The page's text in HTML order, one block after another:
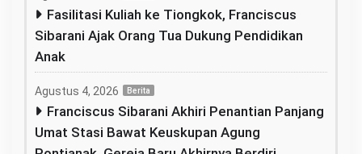
Fasilitasi Kuliah ke Tiongkok, Franciscus
Sibarani Ajak Orang Tua Dukung Pendidikan
Anak
Agustus 4, 2026 Berita
Franciscus Sibarani Akhiri Penantian Panjang
Umat Stasi Bawat Keuskupan Agung